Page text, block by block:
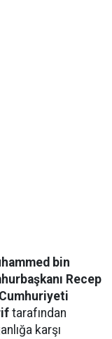
bin
Recep
tarafından
karşı